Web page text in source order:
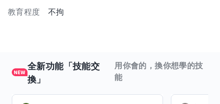
教育程度 不拘
全新功能「技能交
換」
用你會的，換你想學的技
能